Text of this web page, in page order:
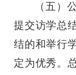
（五）
提交访学总
结的和举行
定为优秀。